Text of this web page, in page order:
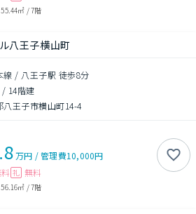
55.44㎡ /7階
八王子横山町
線 / 八王子駅 徒歩8分
/ 14階建
八王子市横山町14-4
万円 /管理費10,000円
礼 無料
56.16㎡ /7階